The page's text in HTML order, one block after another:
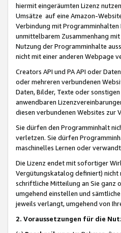
hiermit eingeräumten Lizenz
Umsätze auf eine Amazon-
Verbindung mit Programminhalten
unmittelbarem Zusammenhang
Nutzung der Programminhalte
nicht mit einer anderen Webpage
Creators API und PA API oder
oder mehreren verbundenen
Daten, Bilder, Texte oder
anwendbaren
diesen verbundenen Websites zur
Sie dürfen den Programminhalt
verletzen. Sie dürfen
maschinelles Lernen oder
Die Lizenz endet mit sofortiger
Vergütungskatalog definiert) nicht
schriftliche Mitteilung an Sie ganz
umgehend einstellen und
jeweils verlangt, umgehend von
2. Voraussetzungen für die